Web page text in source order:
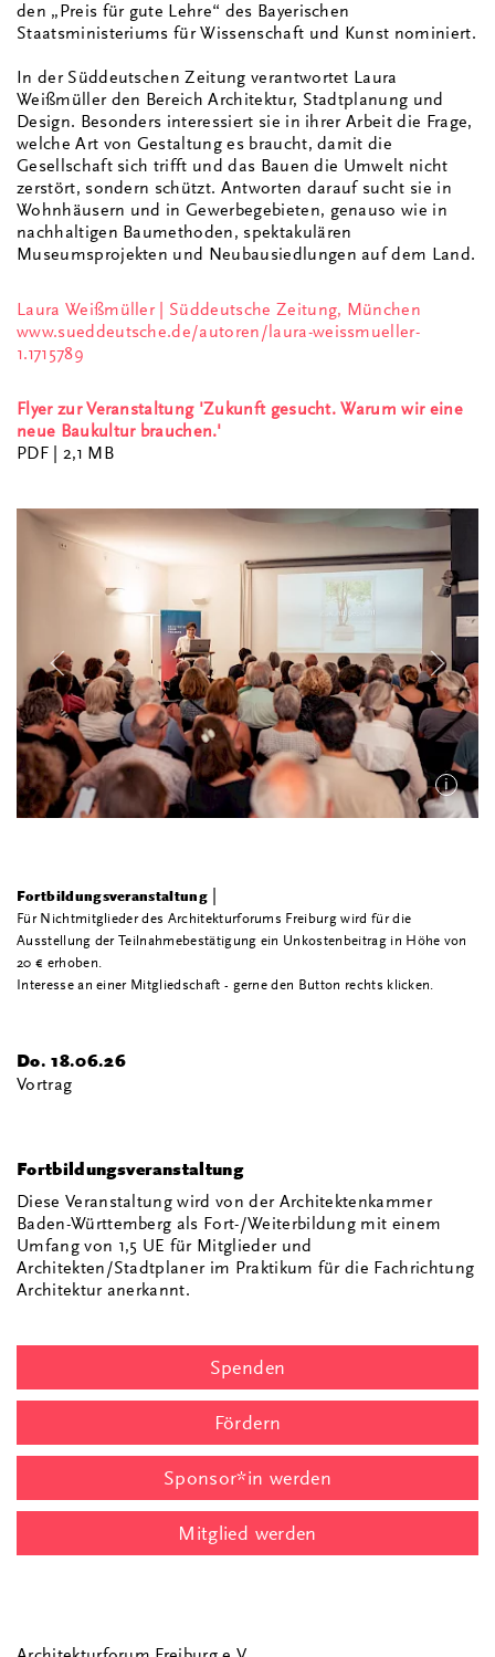
den „Preis für gute Lehre“ des Bayerischen
Staatsministeriums für Wissenschaft und Kunst nominiert.
In der Süddeutschen Zeitung verantwortet Laura
Weißmüller den Bereich Architektur, Stadtplanung und
Design. Besonders interessiert sie in ihrer Arbeit die Frage,
welche Art von Gestaltung es braucht, damit die
Gesellschaft sich trifft und das Bauen die Umwelt nicht
zerstört, sondern schützt. Antworten darauf sucht sie in
Wohnhäusern und in Gewerbegebieten, genauso wie in
nachhaltigen Baumethoden, spektakulären
Museumsprojekten und Neubausiedlungen auf dem Land.
Laura Weißmüller | Süddeutsche Zeitung, München
www.sueddeutsche.de/autoren/laura-weissmueller-
1.1715789
Flyer zur Veranstaltung 'Zukunft gesucht. Warum wir eine
neue Baukultur brauchen.'
PDF| 2,1 MB
i
Fortbildungsveranstaltung
Für Nichtmitglieder des Architekturforums Freiburg wird für die
Ausstellung der Teilnahmebestätigung ein Unkostenbeitrag in Höhe von
20 € erhoben.
Interesse an einer Mitgliedschaft - gerne den Button rechts klicken.
Do. 18.06.26
Vortrag
Fortbildungsveranstaltung
Diese Veranstaltung wird von der Architektenkammer
Baden-Württemberg als Fort-/Weiterbildung mit einem
Umfang von 1,5 UE für Mitglieder und
Architekten/Stadtplaner im Praktikum für die Fachrichtung
Architektur anerkannt.
Spenden
Fördern
Sponsor*in werden
Mitglied werden